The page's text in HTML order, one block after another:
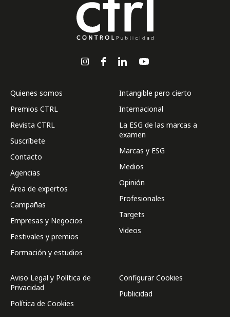
Quienes somos
Premios CTRL
Revista CTRL
Suscríbete
Contacto
Agencias
Área de expertos
Campañas
Empresas y Negocios
Festivales y premios
Formación y estudios
Intangible pero cierto
Internacional
La ESG de las marcas a
examen
Marcas y ESG
Medios
Opinión
Profesionales
Targets
Videos
Aviso Legal y Política de
Privacidad
Política de Cookies
Configurar Cookies
Publicidad